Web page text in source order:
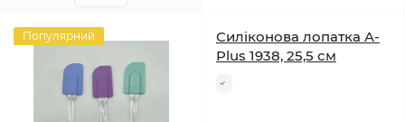
Популярний
Силіконова лопатка A-
Plus 1938, 25,5 см